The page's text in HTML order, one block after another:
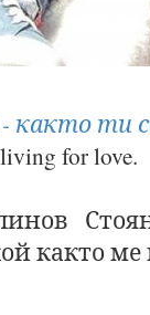
както ти
for love.
както ме